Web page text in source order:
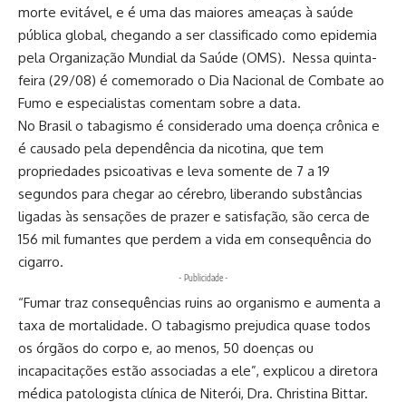
morte evitável, e é uma das maiores ameaças à saúde
pública global, chegando a ser classificado como epidemia
pela Organização Mundial da Saúde (OMS). Nessa quinta-
feira (29/08) é comemorado o Dia Nacional de Combate ao
Fumo e especialistas comentam sobre a data.
No Brasil o tabagismo é considerado uma doença crônica e
é causado pela dependência da nicotina, que tem
propriedades psicoativas e leva somente de 7 a 19
segundos para chegar ao cérebro, liberando substâncias
ligadas às sensações de prazer e satisfação, são cerca de
156 mil fumantes que perdem a vida em consequência do
cigarro.
- Publicidade -
“Fumar traz consequências ruins ao organismo e aumenta a
taxa de mortalidade. O tabagismo prejudica quase todos
os órgãos do corpo e, ao menos, 50 doenças ou
incapacitações estão associadas a ele”, explicou a diretora
médica patologista clínica de Niterói, Dra. Christina Bittar.